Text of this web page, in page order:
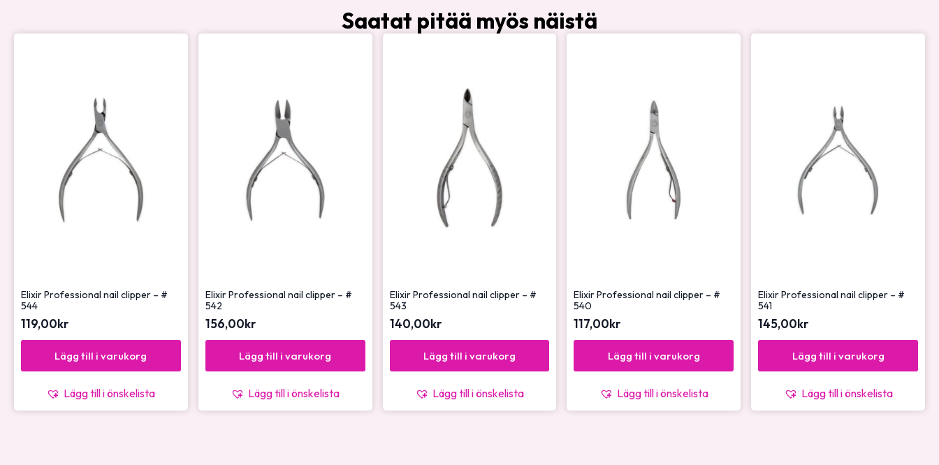
Saatat pitää myös näistä
Elixir Professional nail clipper – #
544
119,00kr
Lägg till i varukorg
Lägg till i önskelista
Elixir Professional nail clipper – #
542
156,00kr
Lägg till i varukorg
Lägg till i önskelista
Elixir Professional nail clipper – #
543
140,00kr
Lägg till i varukorg
Lägg till i önskelista
Elixir Professional nail clipper – #
540
117,00kr
Lägg till i varukorg
Lägg till i önskelista
Elixir Professional nail clipper – #
541
145,00kr
Lägg till i varukorg
Lägg till i önskelista